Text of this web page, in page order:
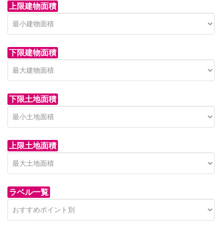
上限建物面積
下限建物面積
下限土地面積
上限土地面積
ラベル一覧
青木新築分譲住宅
on call
Price on call
セン
850